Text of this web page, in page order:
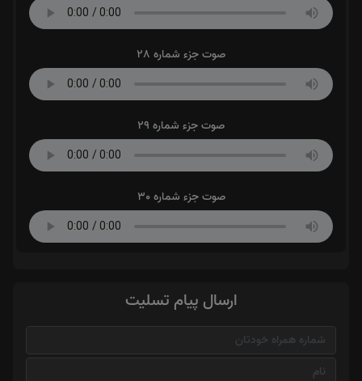
صوت جزء شماره 28
صوت جزء شماره 29
صوت جزء شماره 30
ارسال پیام تسلیت